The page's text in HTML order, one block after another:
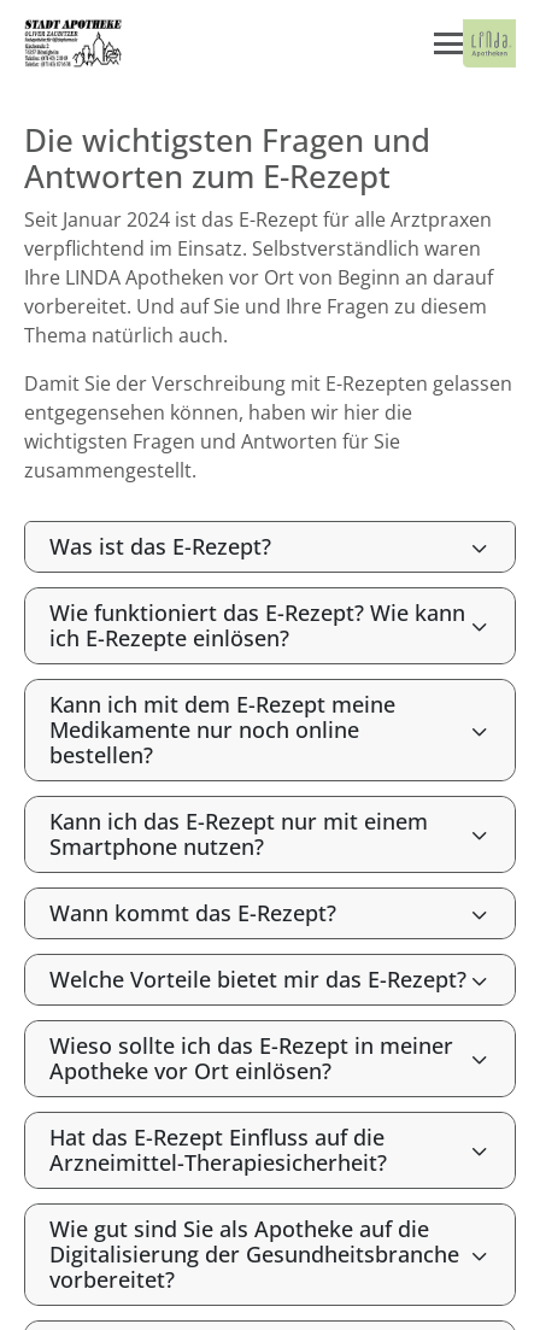
Die wichtigsten Fragen und
Antworten zum E-Rezept
Seit Januar 2024 ist das E-Rezept für alle Arztpraxen
verpflichtend im Einsatz. Selbstverständlich waren
Ihre LINDA Apotheken vor Ort von Beginn an darauf
vorbereitet. Und auf Sie und Ihre Fragen zu diesem
Thema natürlich auch.
Damit Sie der Verschreibung mit E-Rezepten gelassen
entgegensehen können, haben wir hier die
wichtigsten Fragen und Antworten für Sie
zusammengestellt.
Was ist das E-Rezept?
Wie funktioniert das E-Rezept? Wie kann
ich E-Rezepte einlösen?
Kann ich mit dem E-Rezept meine
Medikamente nur noch online
bestellen?
Kann ich das E-Rezept nur mit einem
Smartphone nutzen?
Wann kommt das E-Rezept?
Welche Vorteile bietet mir das E-Rezept?
Wieso sollte ich das E-Rezept in meiner
Apotheke vor Ort einlösen?
Hat das E-Rezept Einfluss auf die
Arzneimittel-Therapiesicherheit?
Wie gut sind Sie als Apotheke auf die
Digitalisierung der Gesundheitsbranche
vorbereitet?